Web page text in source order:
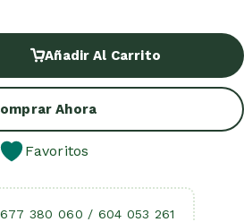
Añadir Al Carrito
Ahora
Favoritos
380 060 / 604 053 261